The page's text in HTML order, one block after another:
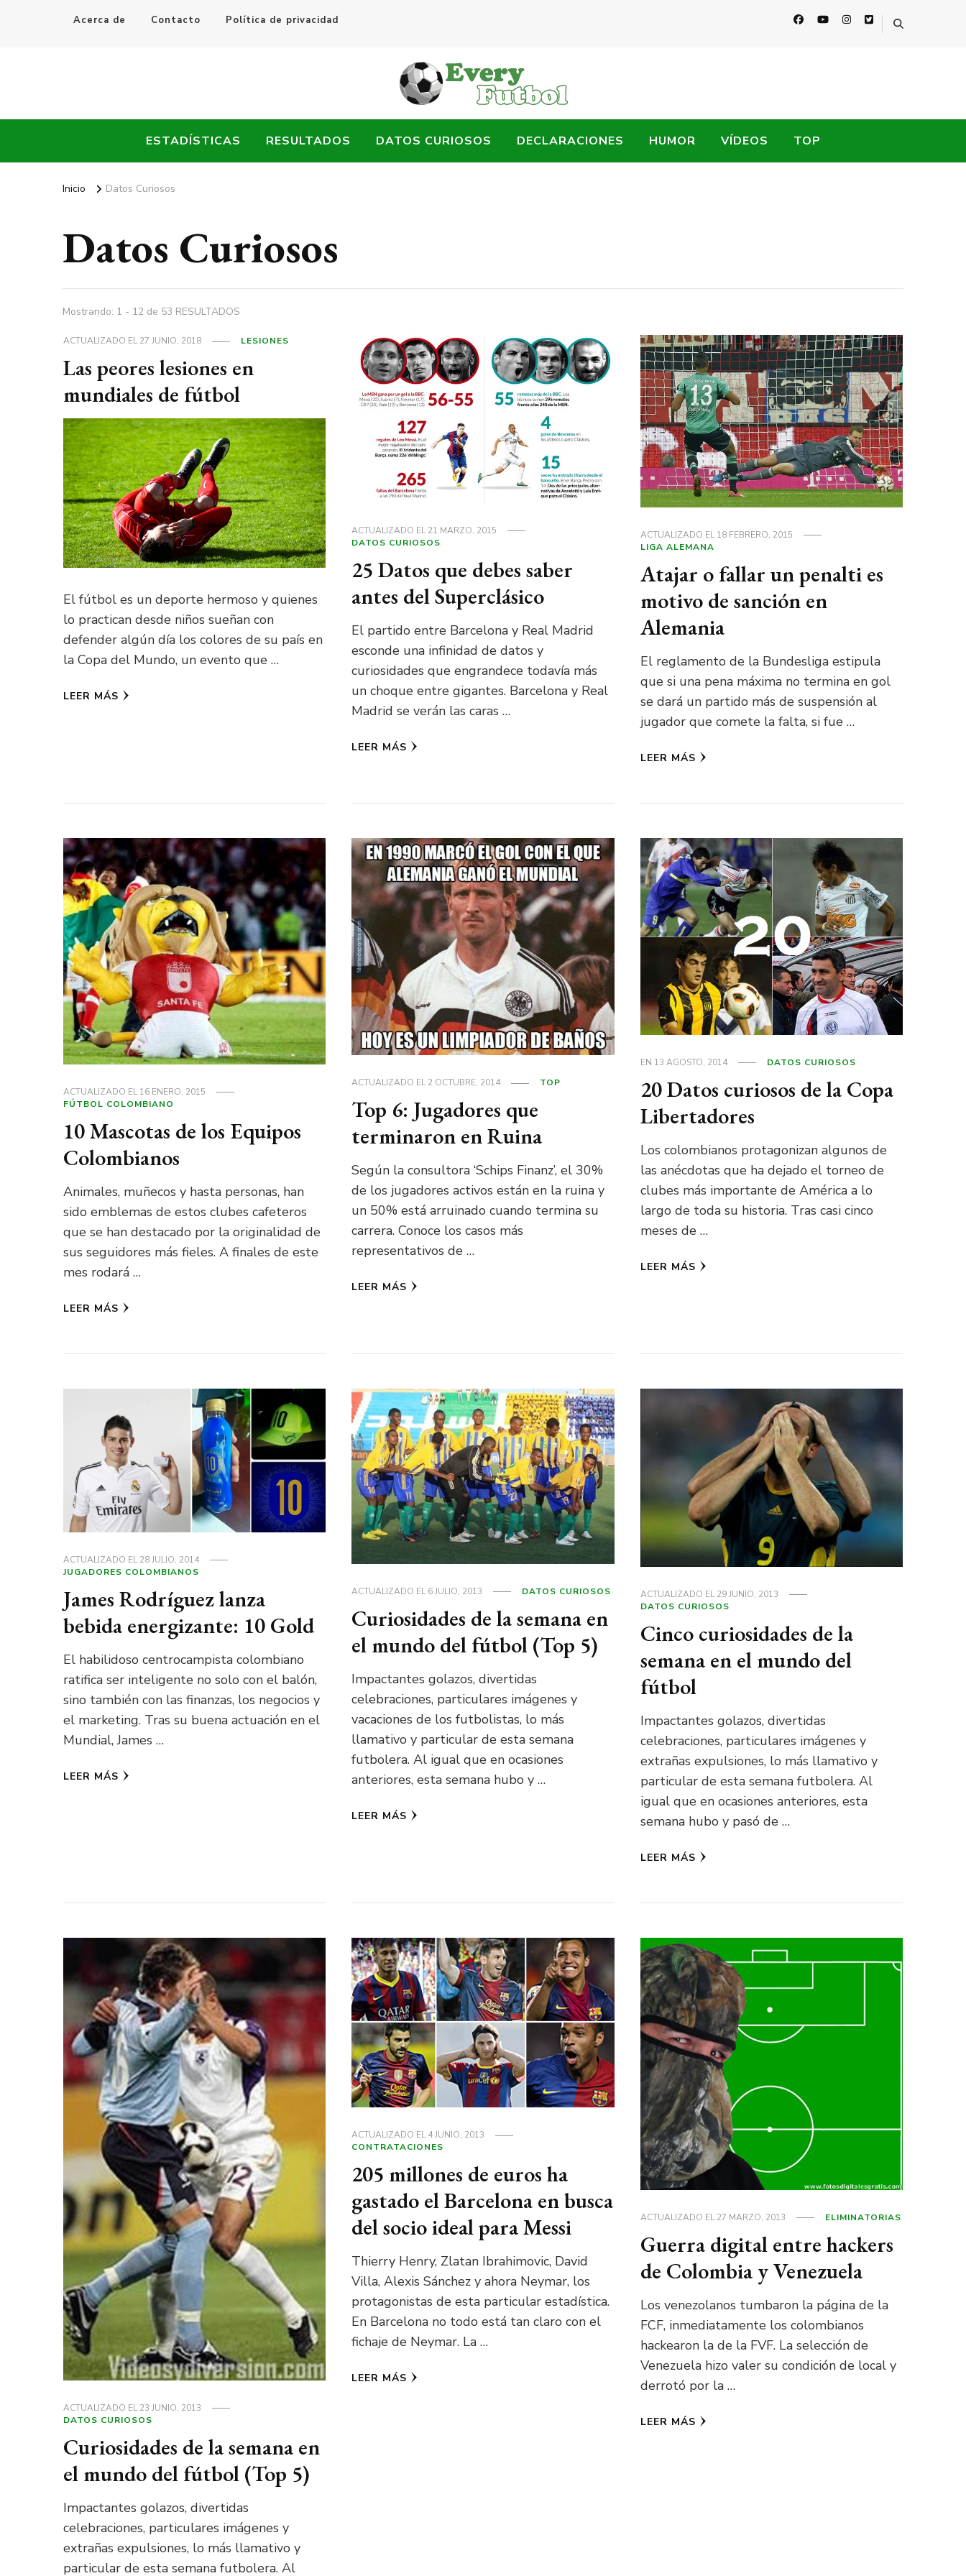
Acerca de Contacto Política de privacidad
Every Fútbol
ESTADÍSTICAS RESULTADOS DATOS CURIOSOS DECLARACIONES HUMOR VÍDEOS TOP
Inicio Datos Curiosos
Datos Curiosos
Mostrando: 1 - 12 de 53 RESULTADOS
ACTUALIZADO EL27 JUNIO, 2018 LESIONES
Las peores lesiones en
mundiales de fútbol
El fútbol es un deporte hermoso y quienes
lo practican desde niños sueñan con
defender algún día los colores de su país en
la Copa del Mundo, un evento que …
LEER MÁS
ACTUALIZADO EL21 MARZO, 2015
DATOS CURIOSOS
25 Datos que debes saber
antes del Superclásico
El partido entre Barcelona y Real Madrid
esconde una infinidad de datos y
curiosidades que engrandece todavía más
un choque entre gigantes. Barcelona y Real
Madrid se verán las caras …
LEER MÁS
ACTUALIZADO EL18 FEBRERO, 2015
LIGA ALEMANA
Atajar o fallar un penalti es
motivo de sanción en
Alemania
El reglamento de la Bundesliga estipula
que si una pena máxima no termina en gol
se dará un partido más de suspensión al
jugador que comete la falta, si fue …
LEER MÁS
ACTUALIZADO EL16 ENERO, 2015
FÚTBOL COLOMBIANO
10 Mascotas de los Equipos
Colombianos
Animales, muñecos y hasta personas, han
sido emblemas de estos clubes cafeteros
que se han destacado por la originalidad de
sus seguidores más fieles. A finales de este
mes rodará …
LEER MÁS
ACTUALIZADO EL2 OCTUBRE, 2014 TOP
Top 6: Jugadores que
terminaron en Ruina
Según la consultora ‘Schips Finanz’, el 30%
de los jugadores activos están en la ruina y
un 50% está arruinado cuando termina su
carrera. Conoce los casos más
representativos de …
LEER MÁS
EN 13 AGOSTO, 2014 DATOS CURIOSOS
20 Datos curiosos de la Copa
Libertadores
Los colombianos protagonizan algunos de
las anécdotas que ha dejado el torneo de
clubes más importante de América a lo
largo de toda su historia. Tras casi cinco
meses de …
LEER MÁS
ACTUALIZADO EL28 JULIO, 2014
JUGADORES COLOMBIANOS
James Rodríguez lanza
bebida energizante: 10 Gold
El habilidoso centrocampista colombiano
ratifica ser inteligente no solo con el balón,
sino también con las finanzas, los negocios y
el marketing. Tras su buena actuación en el
Mundial, James …
LEER MÁS
ACTUALIZADO EL6 JULIO, 2013 DATOS CURIOSOS
Curiosidades de la semana en
el mundo del fútbol (Top 5)
Impactantes golazos, divertidas
celebraciones, particulares imágenes y
vacaciones de los futbolistas, lo más
llamativo y particular de esta semana
futbolera. Al igual que en ocasiones
anteriores, esta semana hubo y …
LEER MÁS
ACTUALIZADO EL29 JUNIO, 2013
DATOS CURIOSOS
Cinco curiosidades de la
semana en el mundo del
fútbol
Impactantes golazos, divertidas
celebraciones, particulares imágenes y
extrañas expulsiones, lo más llamativo y
particular de esta semana futbolera. Al
igual que en ocasiones anteriores, esta
semana hubo y pasó de …
LEER MÁS
ACTUALIZADO EL23 JUNIO, 2013
DATOS CURIOSOS
Curiosidades de la semana en
el mundo del fútbol (Top 5)
Impactantes golazos, divertidas
celebraciones, particulares imágenes y
extrañas expulsiones, lo más llamativo y
particular de esta semana futbolera. Al
ACTUALIZADO EL4 JUNIO, 2013
CONTRATACIONES
205 millones de euros ha
gastado el Barcelona en busca
del socio ideal para Messi
Thierry Henry, Zlatan Ibrahimovic, David
Villa, Alexis Sánchez y ahora Neymar, los
protagonistas de esta particular estadística.
En Barcelona no todo está tan claro con el
fichaje de Neymar. La …
LEER MÁS
ACTUALIZADO EL27 MARZO, 2013 ELIMINATORIAS
Guerra digital entre hackers
de Colombia y Venezuela
Los venezolanos tumbaron la página de la
FCF, inmediatamente los colombianos
hackearon la de la FVF. La selección de
Venezuela hizo valer su condición de local y
derrotó por la …
LEER MÁS